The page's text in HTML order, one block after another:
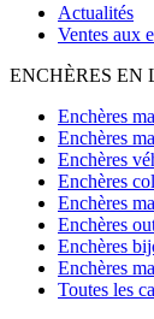
Actualités
Ventes aux
ENCHÈRES EN
Enchères
Enchères
Enchères
Enchères
Enchères
Enchères
Enchères
Enchères
Toutes les